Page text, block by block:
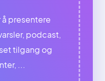
presentere
podcast,
tilgang og
...